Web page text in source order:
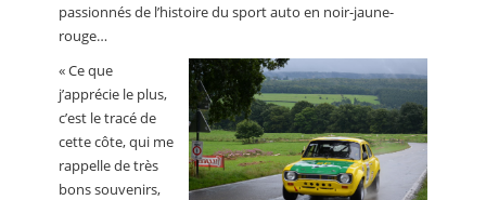
passionnés de l’histoire du sport auto en noir-jaune-
rouge…
« Ce que
j’apprécie le plus,
c’est le tracé de
cette côte, qui me
rappelle de très
bons souvenirs,